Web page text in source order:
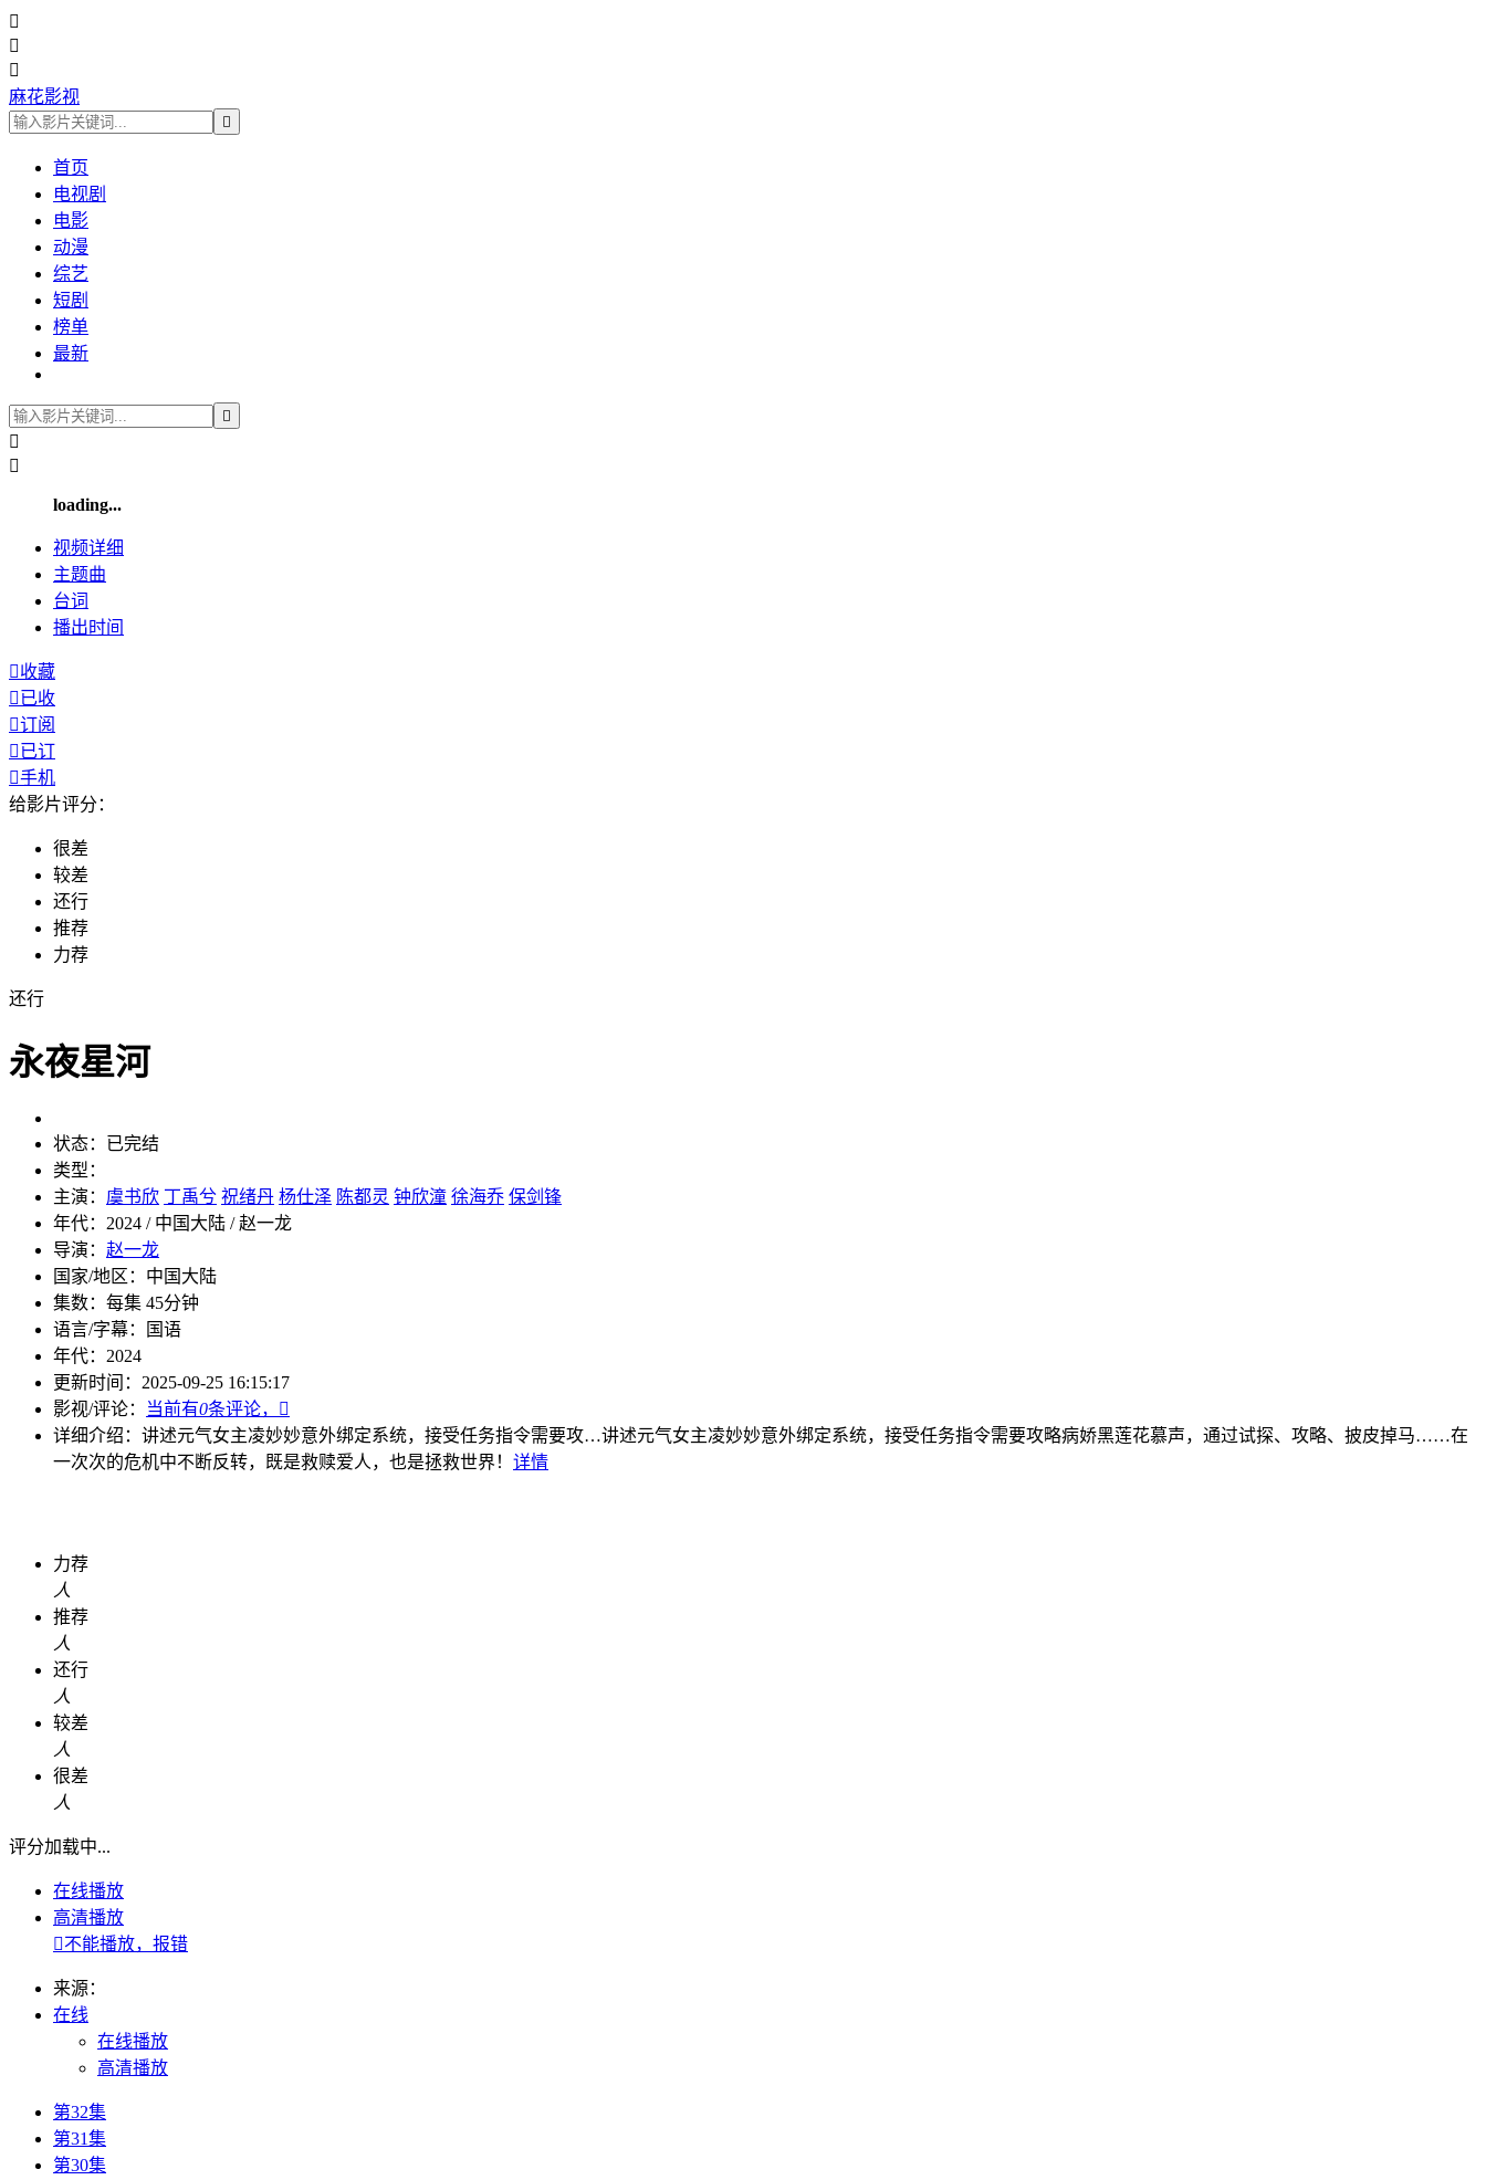



麻花影视

首页
电视剧
电影
动漫
综艺
短剧
榜单
最新



loading...
视频详细
主题曲
台词
播出时间
收藏
已收
订阅
已订
手机
给影片评分：
很差
较差
还行
推荐
力荐
还行
永夜星河
状态： 已完结
类型：
主演： 虞书欣 丁禹兮 祝绪丹 杨仕泽 陈都灵 钟欣潼 徐海乔 保剑锋
年代： 2024 / 中国大陆 / 赵一龙
导演： 赵一龙
国家/地区： 中国大陆
集数： 每集 45分钟
语言/字幕：
国语
年代： 2024
更新时间： 2025-09-25 16:15:17
影视/评论：
当前有0条评论，

详细介绍： 讲述元气女主凌妙妙意外绑定系统，接受任务指令需要攻…讲述元气女主凌妙妙意外绑定系统，接受任务指令需要攻略病娇黑莲花慕声，通过试探、攻略、披皮掉马……在
一次次的危机中不断反转，既是救赎爱人，也是拯救世界！ 详情
力荐
人
推荐
人
还行
人
较差
人
很差
人
评分加载中...
在线播放
高清播放
不能播放，报错
来源：
在线
在线播放
高清播放
第32集
第31集
第30集